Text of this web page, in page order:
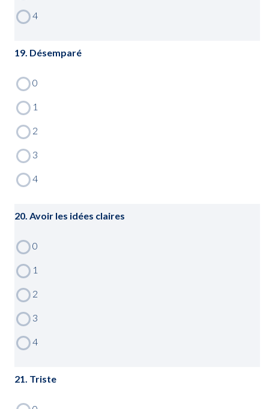
19. Désemparé
20. Avoir les idées claires
21. Triste